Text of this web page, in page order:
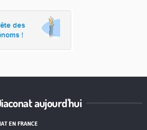
aujourd'hui
EN FRANCE